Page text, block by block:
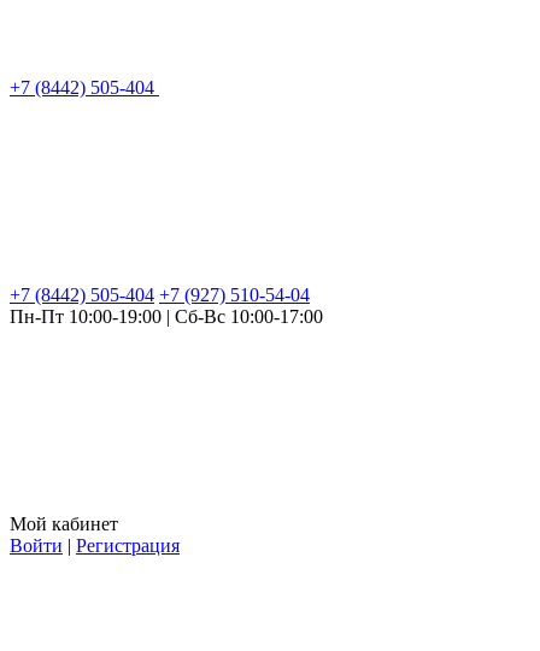
+7 (8442) 505-404
+7 (8442) 505-404 +7 (927) 510-54-04
Пн-Пт 10:00-19:00 | Сб-Вс 10:00-17:00
Мой кабинет
Войти | Регистрация